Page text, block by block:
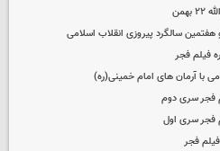
سالگرد پیروزی انقلاب اسلامی
فیلم فجر
با آرمان های امام خمینی(ره)
فجر سری دوم
فجر سری اول
فجر